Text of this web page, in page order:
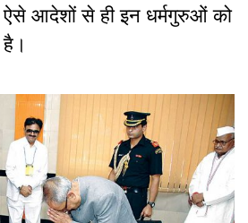
आदेशों से ही इन धर्मगुरुओं को